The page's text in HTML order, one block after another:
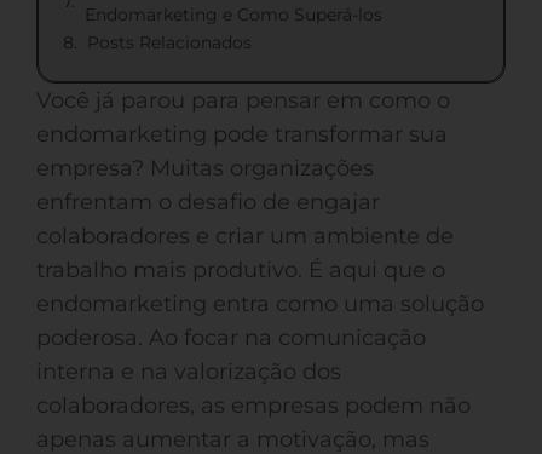
Endomarketing e Como Superá-los
Posts Relacionados
Você já parou para pensar em como o
endomarketing pode transformar sua
empresa? Muitas organizações
enfrentam o desafio de engajar
colaboradores e criar um ambiente de
trabalho mais produtivo. É aqui que o
endomarketing entra como uma solução
poderosa. Ao focar na comunicação
interna e na valorização dos
colaboradores, as empresas podem não
apenas aumentar a motivação, mas